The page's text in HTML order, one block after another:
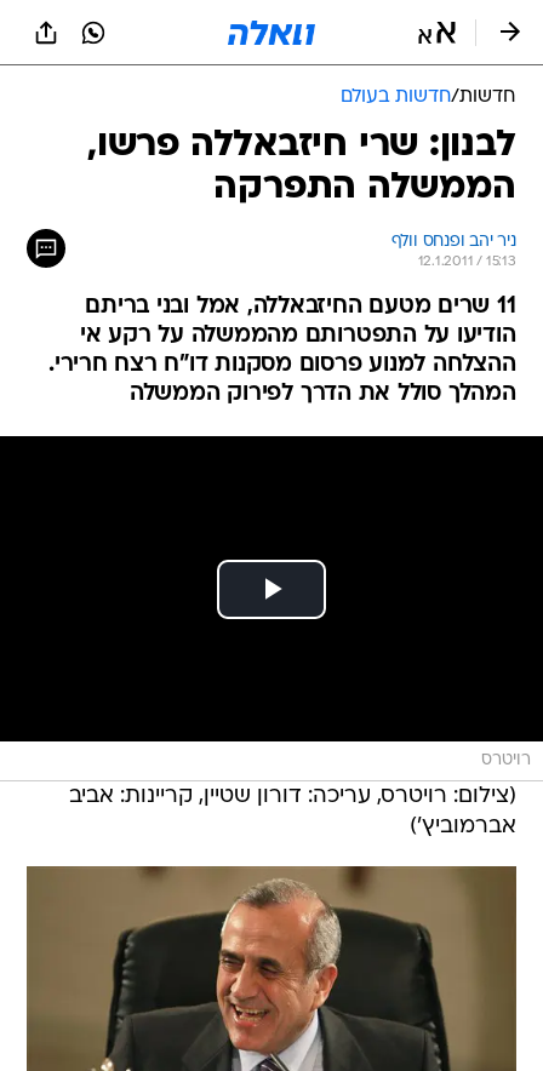
חדשות/חדשות בעולם
לבנון: שרי חיזבאללה פרשו,
הממשלה התפרקה
ניר יהב ופנחס וולף
12.1.2011 / 15:13
11 שרים מטעם החיזבאללה, אמל ובני בריתם
הודיעו על התפטרותם מהממשלה על רקע אי
ההצלחה למנוע פרסום מסקנות דו"ח רצח חרירי.
המהלך סולל את הדרך לפירוק הממשלה
רויטרס
(צילום: רויטרס, עריכה: דורון שטיין, קריינות: אביב
אברמוביץ')